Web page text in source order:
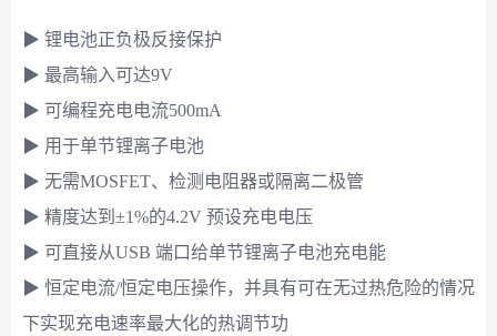
▶ 锂电池正负极反接保护
▶ 最高输入可达9V
▶ 可编程充电电流500mA
▶ 用于单节锂离子电池
▶ 无需MOSFET、检测电阻器或隔离二极管
▶ 精度达到±1%的4.2V 预设充电电压
▶ 可直接从USB 端口给单节锂离子电池充电能
▶ 恒定电流/恒定电压操作，并具有可在无过热危险的情况
下实现充电速率最大化的热调节功